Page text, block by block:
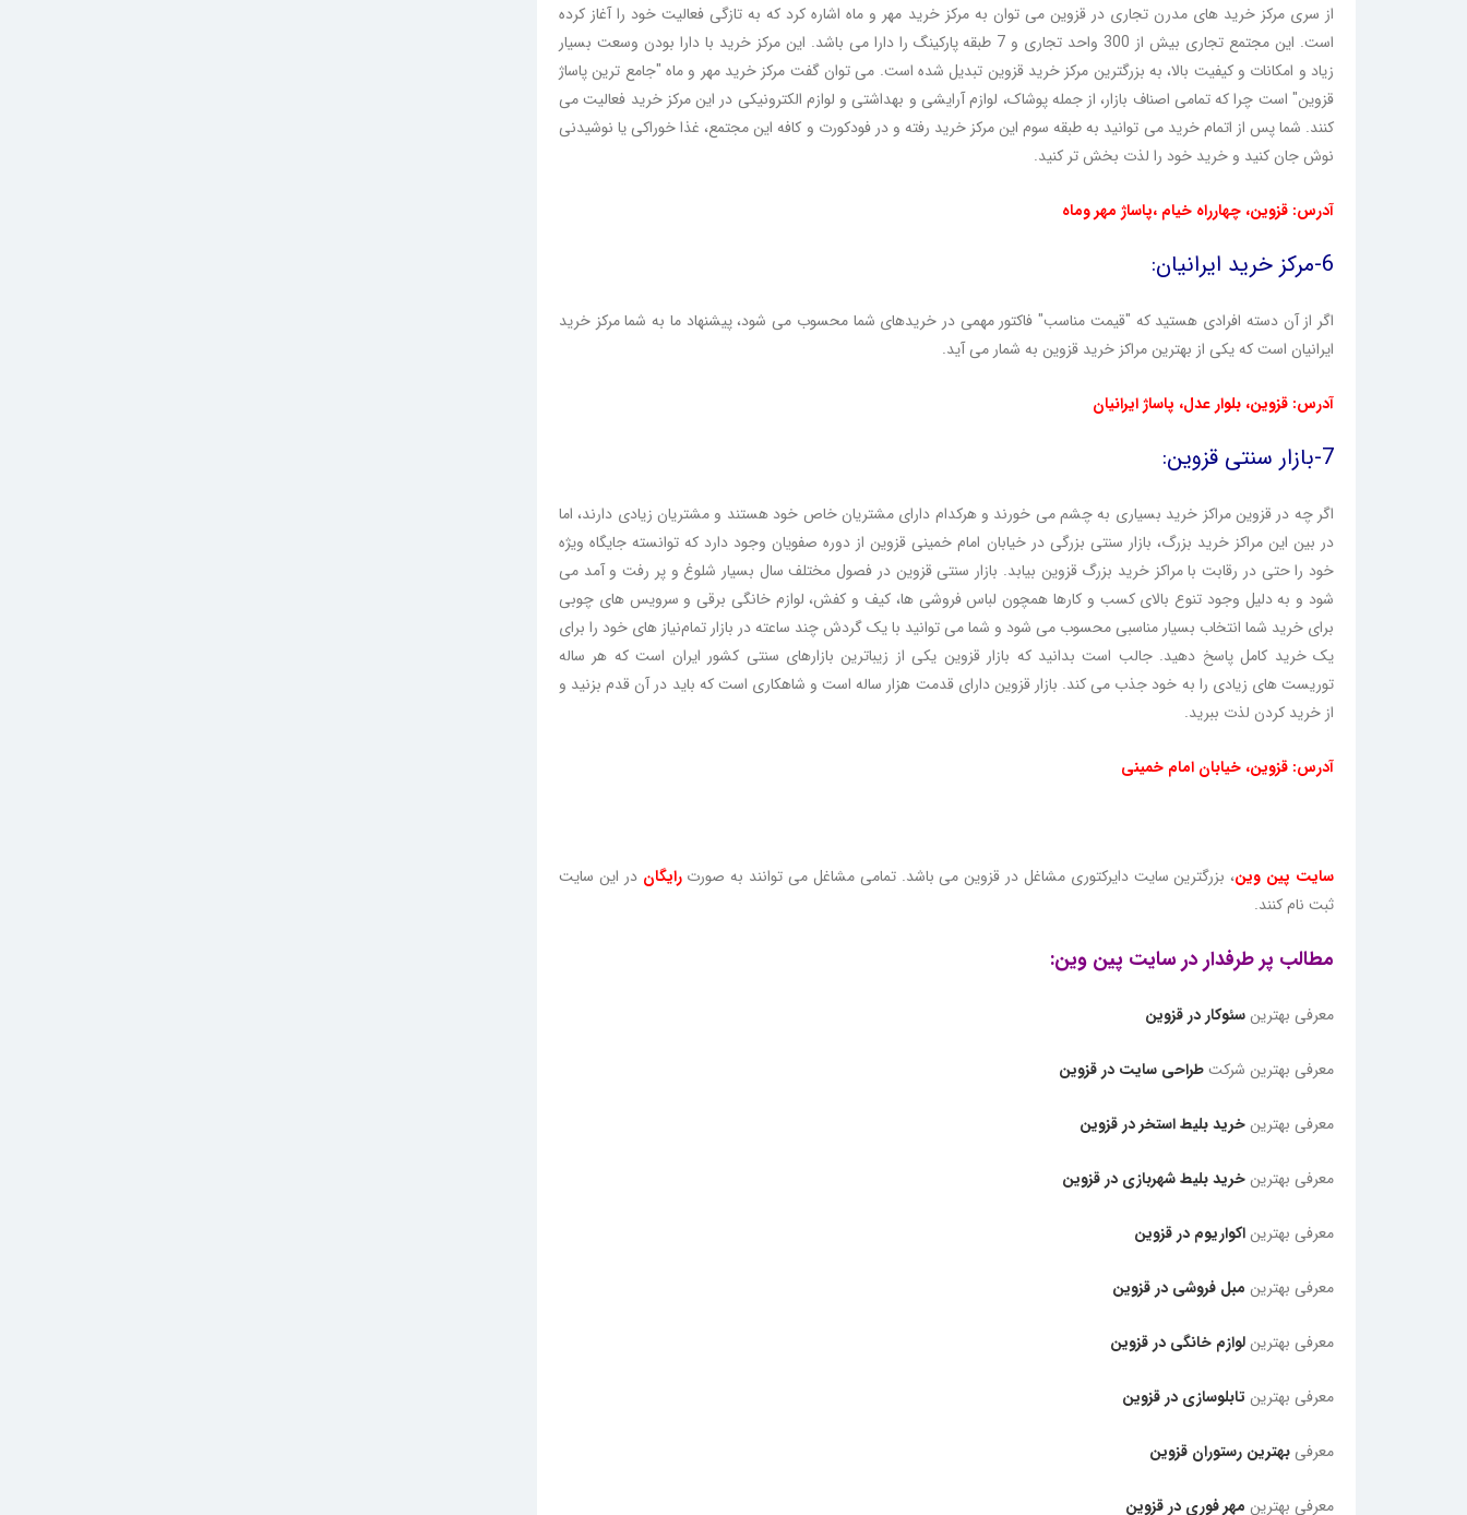
از سری مرکز خرید های مدرن تجاری در قزوین می توان به مرکز خرید مهر و ماه اشاره کرد که به تازگی فعالیت خود را آغاز کرده
است. این مجتمع تجاری بیش از 300 واحد تجاری و 7 طبقه پارکینگ را دارا می باشد. این مرکز خرید با دارا بودن وسعت بسیار
زیاد و امکانات و کیفیت بالا، به بزرگترین مرکز خرید قزوین تبدیل شده است. می توان گفت مرکز خرید مهر و ماه "جامع ترین پاساژ
قزوین" است چرا که تمامی اصناف بازار، از جمله پوشاک، لوازم آرایشی و بهداشتی و لوازم الکترونیکی در این مرکز خرید فعالیت می
کنند. شما پس از اتمام خرید می توانید به طبقه سوم این مرکز خرید رفته و در فودکورت و کافه این مجتمع، غذا خوراکی یا نوشیدنی
نوش جان کنید و خرید خود را لذت بخش تر کنید.
آدرس: قزوین، چهارراه خیام ،پاساژ مهر وماه
6-مرکز خرید ایرانیان:
اگر از آن دسته افرادی هستید که "قیمت مناسب" فاکتور مهمی در خریدهای شما محسوب می شود، پیشنهاد ما به شما مرکز خرید
ایرانیان است که یکی از بهترین مراکز خرید قزوین به شمار می آید.
آدرس: قزوین، بلوار عدل، پاساژ ایرانیان
7-بازار سنتی قزوین:
اگر چه در قزوین مراکز خرید بسیاری به چشم می خورند و هرکدام دارای مشتریان خاص خود هستند و مشتریان زیادی دارند، اما
در بین این مراکز خرید بزرگ، بازار سنتی بزرگی در خیابان امام خمینی قزوین از دوره صفویان وجود دارد که توانسته جایگاه ویژه
خود را حتی در رقابت با مراکز خرید بزرگ قزوین بیابد. بازار سنتی قزوین در فصول مختلف سال بسیار شلوغ و پر رفت و آمد می
شود و به دلیل وجود تنوع بالای کسب و کارها همچون لباس فروشی ها، کیف و کفش، لوازم خانگی برقی و سرویس های چوبی
برای خرید شما انتخاب بسیار مناسبی محسوب می شود و شما می توانید با یک گردش چند ساعته در بازار تمام‌نیاز های خود را برای
یک خرید کامل پاسخ دهید. جالب است بدانید که بازار قزوین یکی از زیباترین بازارهای سنتی کشور ایران است که هر ساله
توریست های زیادی را به خود جذب می کند. بازار قزوین دارای قدمت هزار ساله است و شاهکاری است که باید در آن قدم بزنید و
از خرید کردن لذت ببرید.
آدرس: قزوین، خیابان امام خمینی
سایت پین وین، بزرگترین سایت دایرکتوری مشاغل در قزوین می باشد. تمامی مشاغل می توانند به صورترایگاندر این سایت
ثبت نام کنند.
مطالب پر طرفدار در سایت پین وین:
معرفی بهترین سئوکار در قزوین
معرفی بهترین شرکتطراحی سایت در قزوین
معرفی بهترین خرید بلیط استخر در قزوین
معرفی بهترین خرید بلیط شهربازی در قزوین
معرفی بهترین اکواریوم در قزوین
معرفی بهترین مبل فروشی در قزوین
معرفی بهترین لوازم خانگی در قزوین
معرفی بهترین تابلوسازی در قزوین
معرفی بهترین رستوران قزوین
معرفی بهترین مهر فوری در قزوین